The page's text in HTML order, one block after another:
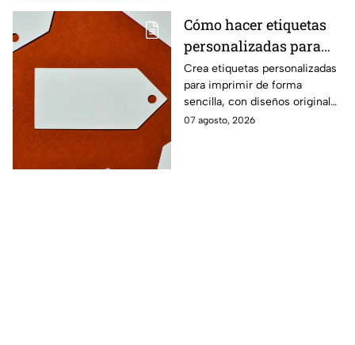
Cómo hacer etiquetas
personalizadas para
imprimir
Crea etiquetas personalizadas
para imprimir de forma
sencilla, con diseños originales
y detalles adaptados a tus
07 agosto, 2026